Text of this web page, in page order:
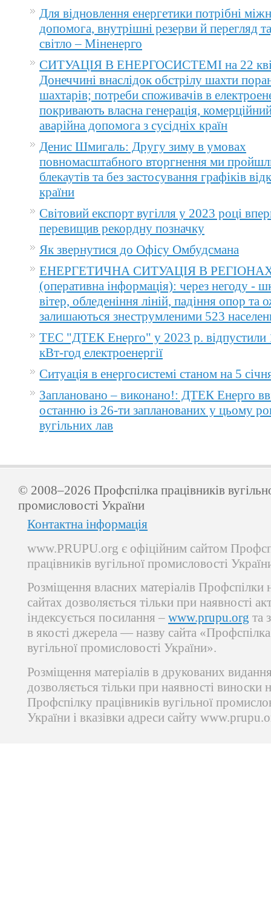
Для відновлення енергетики потрібні
допомога, внутрішні резерви й перегляд
світло – Міненерго
СИТУАЦІЯ В ЕНЕРГОСИСТЕМІ на 22
Донеччині внаслідок обстрілу шахти
шахтарів; потреби споживачів в
покривають власна генерація,
аварійна допомога з сусідніх країн
Денис Шмигаль: Другу зиму в умовах
повномасштабного вторгнення ми
блекаутів та без застосування графіків
країни
Світовий експорт вугілля у 2023 році
перевищив рекордну позначку
Як звернутися до Офісу Омбудсмана
ЕНЕРГЕТИЧНА СИТУАЦІЯ В
(оперативна інформація): через негоду -
вітер, обледеніння ліній, падіння опор та
залишаються знеструмленими 523
ТЕС "ДТЕК Енерго" у 2023 р. відпустили
кВт-год електроенергії
Ситуація в енергосистемі станом на 5
Заплановано – виконано!: ДТЕК Енерго
останню із 26-ти запланованих у цьому
вугільних лав
© 2008–2026 Профспілка працівників
промисловості України
Контактна інформація
www.PRUPU.org є офіційним сайтом
працівників вугільної промисловості
Розміщення власних матеріалів Профспілки
сайтах дозволяється тільки при наявності
індексується посилання – www.prupu.org та
в якості джерела — назву сайта «Профспілка
вугільної промисловості України».
Розміщення матеріалів в друкованих
дозволяється тільки при наявності виноски
Профспілку працівників вугільної
України і вказівки адреси сайту